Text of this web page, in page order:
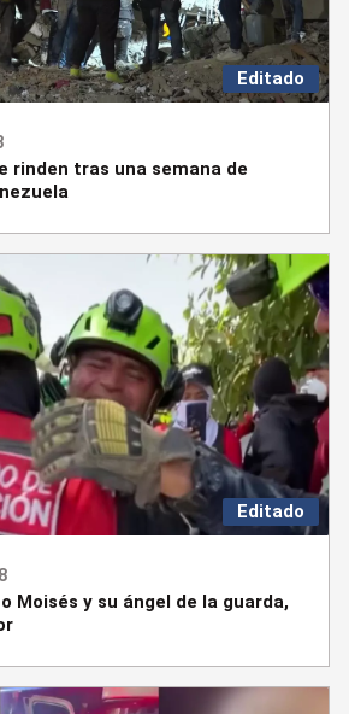
Editado
rinden tras una semana de
Editado
Moisés y su ángel de la guarda,